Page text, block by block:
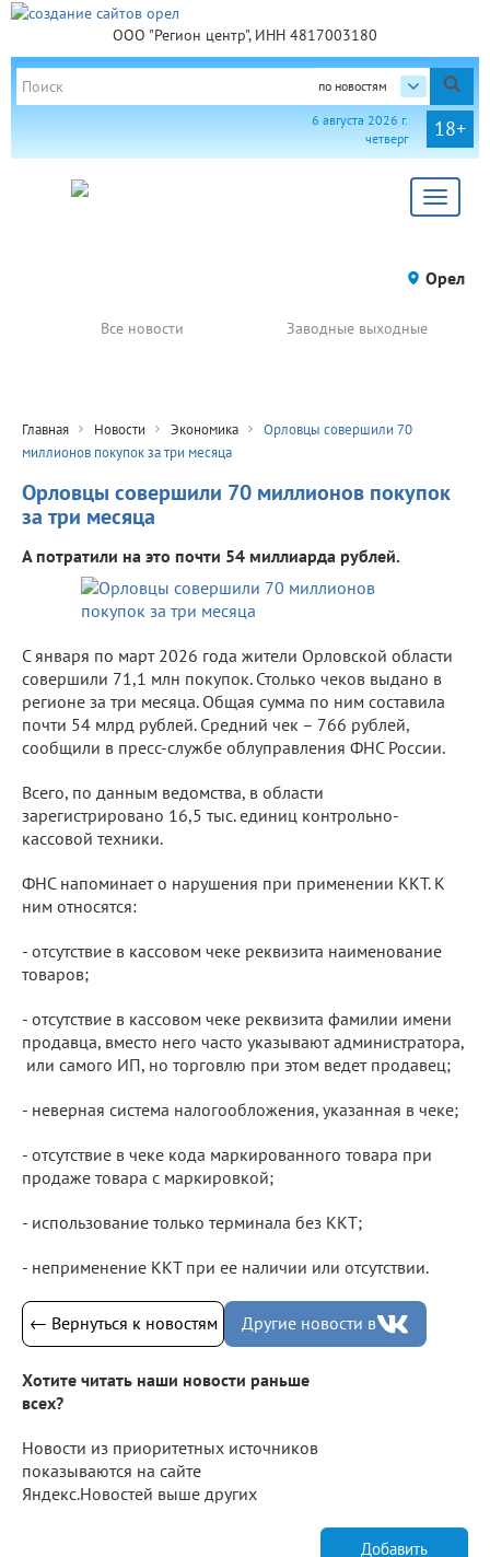
ООО "Регион центр", ИНН 4817003180
по новостям
18+
6 августа 2026 г.
четверг
Toggle
Орел
Все новости Заводные выходные
Главная Новости Экономика
Орловцы совершили 70
миллионов покупок за три месяца
Орловцы совершили 70 миллионов покупок
за три месяца
А потратили на это почти 54 миллиарда рублей.
С января по март 2026 года жители Орловской области
совершили 71,1 млн покупок. Столько чеков выдано в
регионе за три месяца. Общая сумма по ним составила
почти 54 млрд рублей. Средний чек – 766 рублей,
сообщили в пресс-службе облуправления ФНС России.
Всего, по данным ведомства, в области
зарегистрировано 16,5 тыс. единиц контрольно-
кассовой техники.
ФНС напоминает о нарушения при применении ККТ. К
ним относятся:
- отсутствие в кассовом чеке реквизита наименование
товаров;
- отсутствие в кассовом чеке реквизита фамилии имени
продавца, вместо него часто указывают администратора,
или самого ИП, но торговлю при этом ведет продавец;
- неверная система налогообложения, указанная в чеке;
- отсутствие в чеке кода маркированного товара при
продаже товара с маркировкой;
- использование только терминала без ККТ;
- неприменение ККТ при ее наличии или отсутствии.
← Вернуться к новостям Другие новости в
Хотите читать наши новости раньше
всех?
Новости из приоритетных источников
показываются на сайте
Яндекс.Новостей выше других
Добавить